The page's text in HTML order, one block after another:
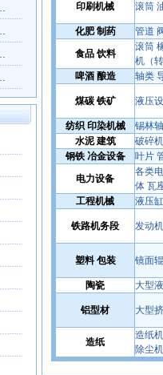
点是高新技术多， ..
印刷机械 滚筒
化肥 制药
管道
食品 饮料
滚筒
机（
啤酒 酿造
轴类
煤碳 铁矿 液压
纺织 印染机械
锡林
水泥 建筑
破碎
钢铁 冶金设备
叶片
电力设备
各类
体 瓦
工程机械
液压
铁路机务段 发动
塑料 包装 镜面
陶瓷 大型
铝型材 大型
造纸
造纸
除尘